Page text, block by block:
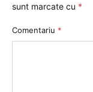
sunt marcate cu *
Comentariu *